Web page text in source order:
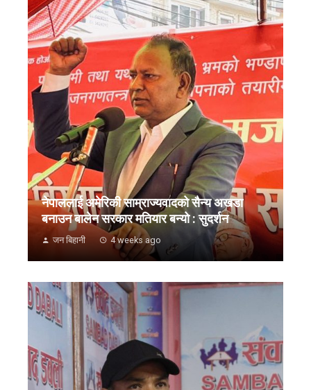
नेपाललाई अमेरिकी साम्राज्यवादको सैन्य अखडा
बनाउन बालेन सरकार मतियार बन्यो : सुदर्शन
जन बिहानी 4 weeks ago